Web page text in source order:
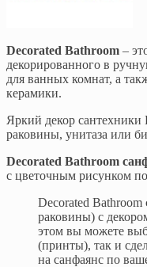
Decorated Bathroom –
декорированного в
для ванных комнат, а
керамики.
Яркий декор сантехники
раковины, унитаза или
Decorated Bathroom
с цветочным рисунком
Decorated
раковины) с
этом вы можете
(принты), так и
на санфаянс по